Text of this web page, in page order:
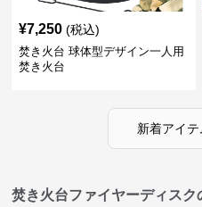
¥7,250 (税込)
焚き火台 球体型デザイン一人用
焚き火台
新着アイ
焚き火台ファイヤーディスク